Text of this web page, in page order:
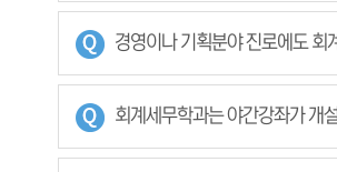
경영이나 기획분야 진로에도 회
회계세무학과는 야간강좌가 개